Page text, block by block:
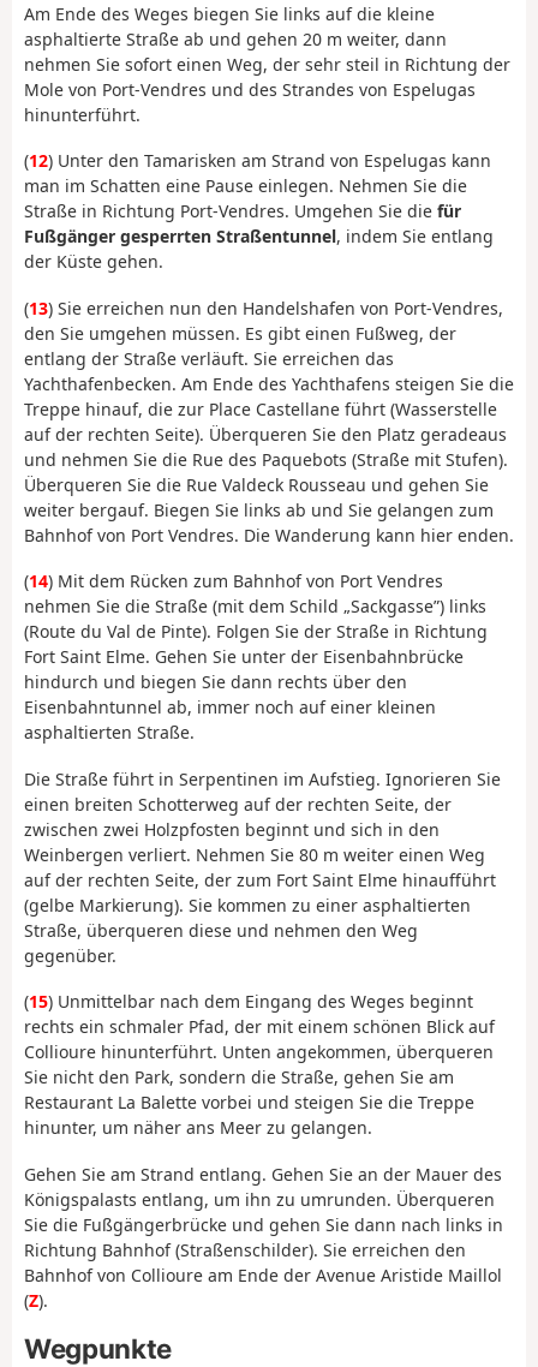
Am Ende des Weges biegen Sie links auf die kleine
asphaltierte Straße ab und gehen 20 m weiter, dann
nehmen Sie sofort einen Weg, der sehr steil in Richtung der
Mole von Port-Vendres und des Strandes von Espelugas
hinunterführt.
(12) Unter den Tamarisken am Strand von Espelugas kann
man im Schatten eine Pause einlegen. Nehmen Sie die
Straße in Richtung Port-Vendres. Umgehen Sie die für
Fußgänger gesperrten Straßentunnel, indem Sie entlang
der Küste gehen.
(13) Sie erreichen nun den Handelshafen von Port-Vendres,
den Sie umgehen müssen. Es gibt einen Fußweg, der
entlang der Straße verläuft. Sie erreichen das
Yachthafenbecken. Am Ende des Yachthafens steigen Sie die
Treppe hinauf, die zur Place Castellane führt (Wasserstelle
auf der rechten Seite). Überqueren Sie den Platz geradeaus
und nehmen Sie die Rue des Paquebots (Straße mit Stufen).
Überqueren Sie die Rue Valdeck Rousseau und gehen Sie
weiter bergauf. Biegen Sie links ab und Sie gelangen zum
Bahnhof von Port Vendres. Die Wanderung kann hier enden.
(14) Mit dem Rücken zum Bahnhof von Port Vendres
nehmen Sie die Straße (mit dem Schild „Sackgasse”) links
(Route du Val de Pinte). Folgen Sie der Straße in Richtung
Fort Saint Elme. Gehen Sie unter der Eisenbahnbrücke
hindurch und biegen Sie dann rechts über den
Eisenbahntunnel ab, immer noch auf einer kleinen
asphaltierten Straße.
Die Straße führt in Serpentinen im Aufstieg. Ignorieren Sie
einen breiten Schotterweg auf der rechten Seite, der
zwischen zwei Holzpfosten beginnt und sich in den
Weinbergen verliert. Nehmen Sie 80 m weiter einen Weg
auf der rechten Seite, der zum Fort Saint Elme hinaufführt
(gelbe Markierung). Sie kommen zu einer asphaltierten
Straße, überqueren diese und nehmen den Weg
gegenüber.
(15) Unmittelbar nach dem Eingang des Weges beginnt
rechts ein schmaler Pfad, der mit einem schönen Blick auf
Collioure hinunterführt. Unten angekommen, überqueren
Sie nicht den Park, sondern die Straße, gehen Sie am
Restaurant La Balette vorbei und steigen Sie die Treppe
hinunter, um näher ans Meer zu gelangen.
Gehen Sie am Strand entlang. Gehen Sie an der Mauer des
Königspalasts entlang, um ihn zu umrunden. Überqueren
Sie die Fußgängerbrücke und gehen Sie dann nach links in
Richtung Bahnhof (Straßenschilder). Sie erreichen den
Bahnhof von Collioure am Ende der Avenue Aristide Maillol
(Z).
Wegpunkte